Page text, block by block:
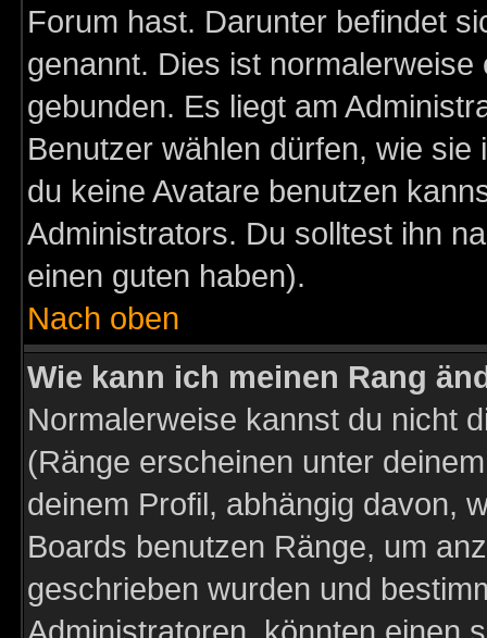
Forum hast. Darunter befindet
genannt. Dies ist
gebunden. Es liegt am
Benutzer wählen dürfen, wie
du keine Avatare benutzen
Administrators. Du solltest ihn
einen guten haben).
Nach oben
Wie kann ich meinen Rang
Normalerweise kannst du nicht
(Ränge erscheinen unter
deinem Profil, abhängig davon,
Boards benutzen Ränge, um
geschrieben wurden und